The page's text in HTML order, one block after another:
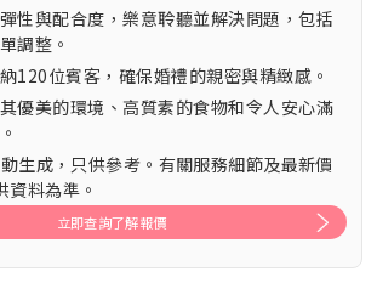
性與配合度，樂意聆聽並解決問題，包括
調整。
120位賓客，確保婚禮的親密與精緻感。
優美的環境、高質素的食物和令人安心滿
生成，只供參考。有關服務細節及最新價
資料為準。
立即查詢了解報價